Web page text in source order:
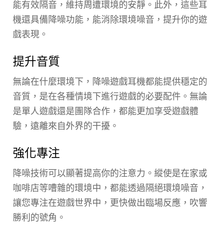
能有效隔音，維持周遭環境的安靜。此外，這些耳
機還具備降噪功能，能消除環境噪音，提升你的遊
戲表現。
提升音質
無論在什麼環境下，降噪遊戲耳機都能提供穩定的
音質，是在各種情境下進行遊戲的必要配件。無論
是單人遊戲還是團隊合作，都能更加享受遊戲體
驗，遠離來自外界的干擾。
強化專注
降噪技術可以顯著提高你的注意力。縱使是在家或
咖啡店等嘈雜的環境中，都能透過隔絕環境噪音，
讓您專注在遊戲世界中，更快做出臨場反應，吹響
勝利的號角。